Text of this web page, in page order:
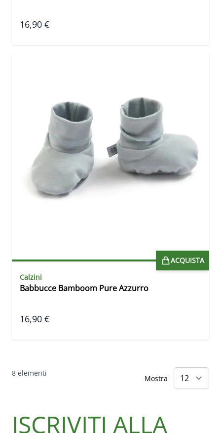
16,90 €
ACQUISTA
Calzini
Babbucce Bamboom Pure Azzurro
16,90 €
8 elementi
Mostra
ISCRIVITI ALLA